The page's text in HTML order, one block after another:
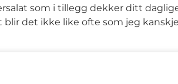
som i tillegg dekker ditt
det ikke like ofte som jeg